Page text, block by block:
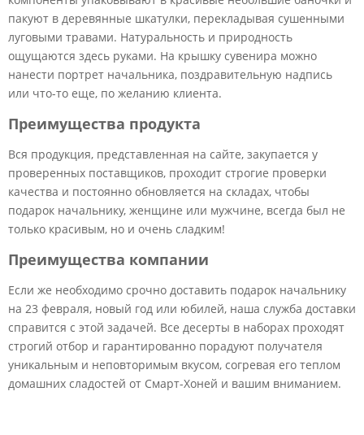
пакуют в деревянные шкатулки, перекладывая сушенными
луговыми травами. Натуральность и природность
ощущаются здесь руками. На крышку сувенира можно
нанести портрет начальника, поздравительную надпись
или что-то еще, по желанию клиента.
Преимущества продукта
Вся продукция, представленная на сайте, закупается у
проверенных поставщиков, проходит строгие проверки
качества и постоянно обновляется на складах, чтобы
подарок начальнику, женщине или мужчине, всегда был не
только красивым, но и очень сладким!
Преимущества компании
Если же необходимо срочно доставить подарок начальнику
на 23 февраля, новый год или юбилей, наша служба доставки
справится с этой задачей. Все десерты в наборах проходят
строгий отбор и гарантированно порадуют получателя
уникальным и неповторимым вкусом, согревая его теплом
домашних сладостей от Смарт-Хоней и вашим вниманием.